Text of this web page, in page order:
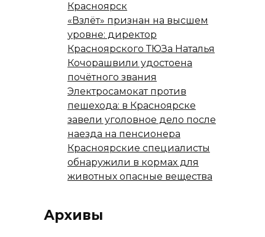
Красноярск
«Взлёт» признан на высшем
уровне: директор
Красноярского ТЮЗа Наталья
Кочорашвили удостоена
почётного звания
Электросамокат против
пешехода: в Красноярске
завели уголовное дело после
наезда на пенсионера
Красноярские специалисты
обнаружили в кормах для
животных опасные вещества
Архивы